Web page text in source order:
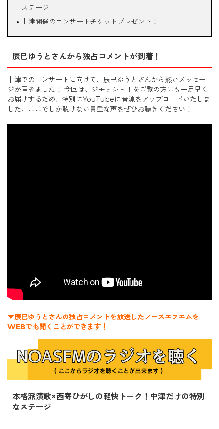
ステージ
中津開催のコンサートチケットプレゼント！
辰巳ゆうとさんから独占コメントが到着！
中津でのコンサートに向けて、辰巳ゆうとさんから熱いメッセー
ジが届きました！ 今回は、ジモッシュ！をご覧の方にも一足早く
お届けするため、特別にYouTubeに音源をアップロードいたしま
した。ここでしか聴けない貴重な声をぜひお聴きください！
▼辰巳ゆうとさんの独占コメントを放送したノースエフエムを
WEBでも聞くことができます！
本格派演歌×西寄ひがしの軽快トーク！中津だけの特別
なステージ